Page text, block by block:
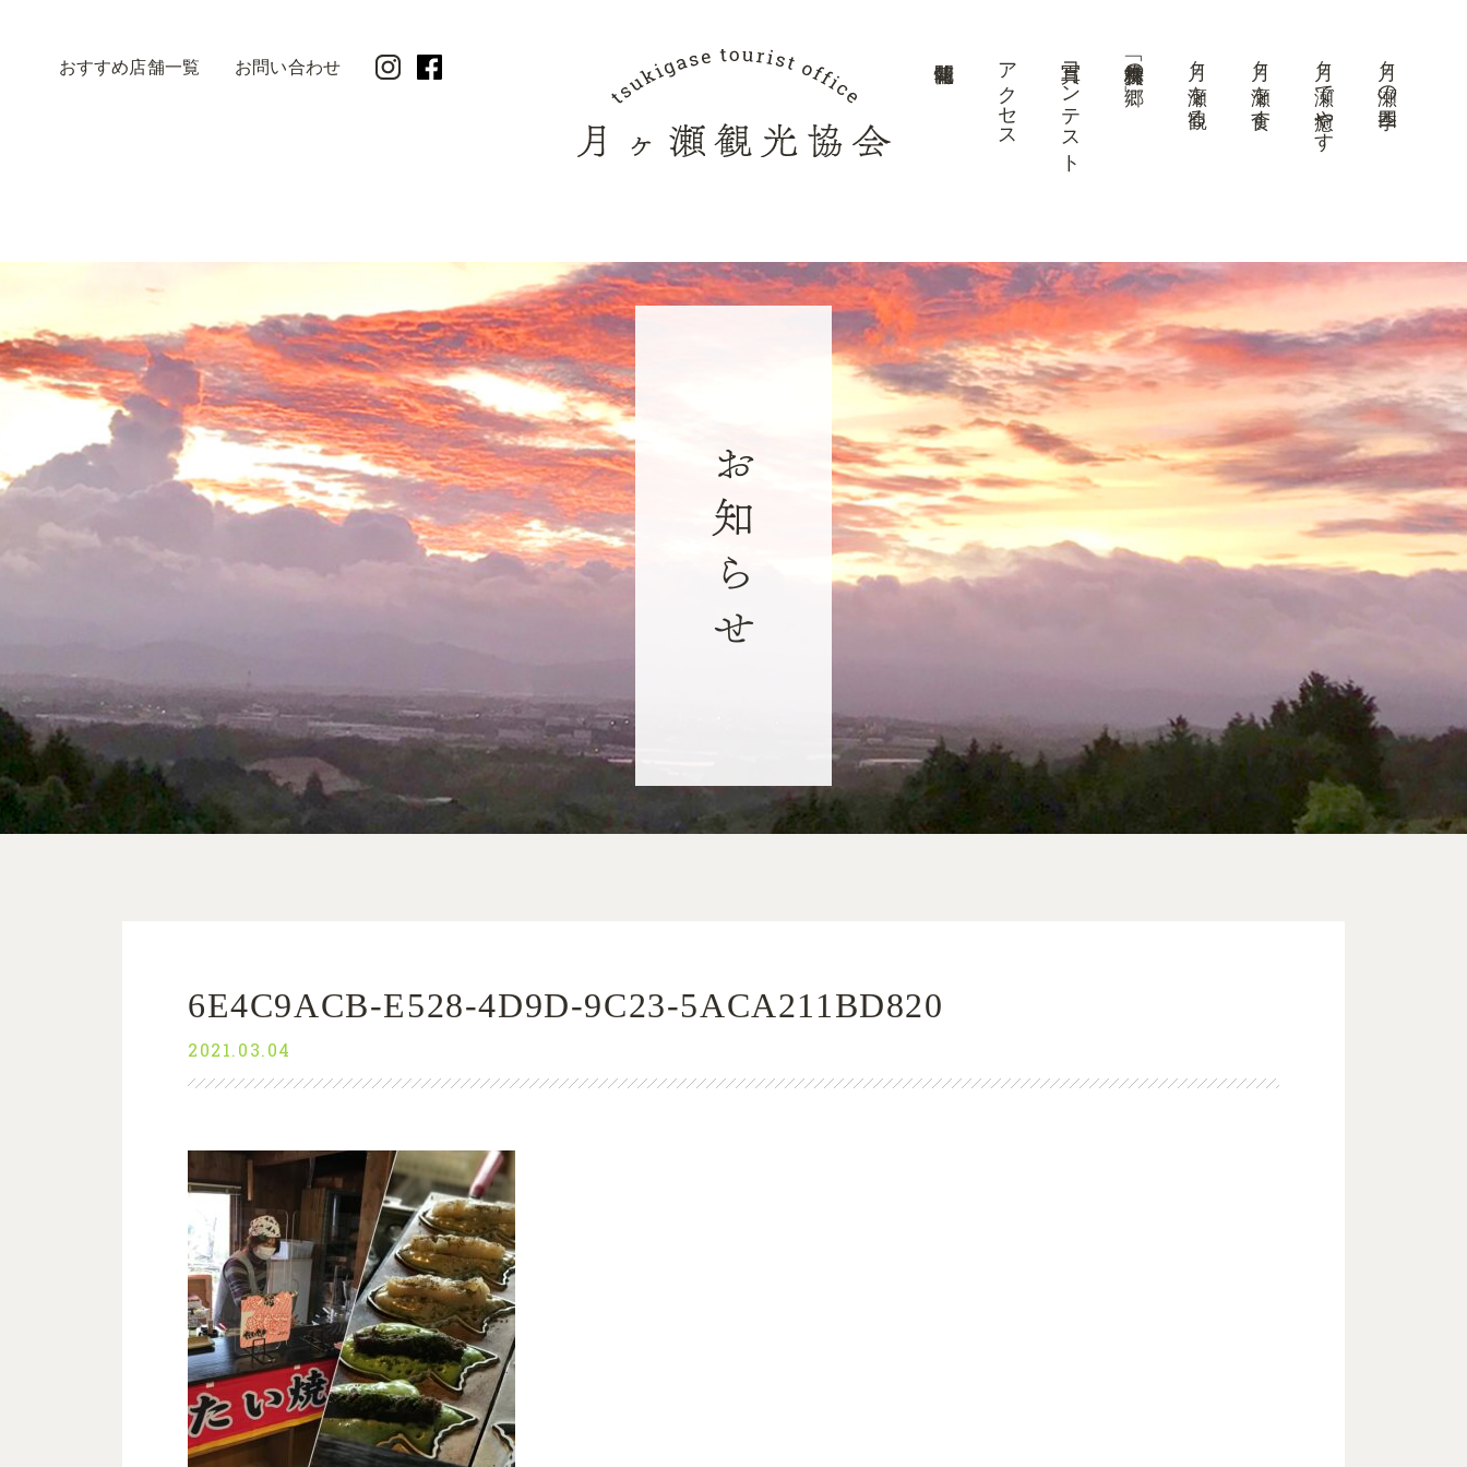
おすすめ店舗一覧 お問い合わせ 月ヶ瀬の四季
月ヶ瀬で癒やす
月ヶ瀬を食す
月ヶ瀬を観る
美景「梅林の郷」
写真コンテスト
アクセス
6E4C9ACB-E528-4D9D-9C23-5ACA211BD820
2021.03.04